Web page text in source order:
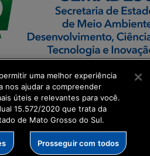
uma melhor experiência
nos ajudar a compreender
úteis e relevantes para você.
15.572/2020 que trata da
de Mato Grosso do Sul.
Prosseguir com todos